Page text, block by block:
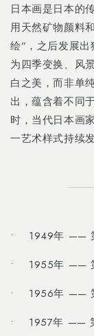
日本画是日本的
用天然矿物颜料
绘”，之后发展
为四季变换、风
白之美，而非单
出，蕴含着不同
时，当代日本画
一艺术样式持续
• 1949年 ——
• 1955年 ——
• 1956年 ——
• 1957年 ——